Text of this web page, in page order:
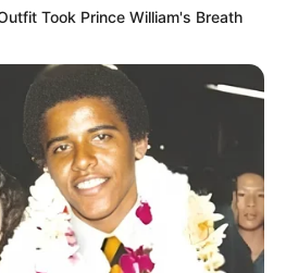
Took Prince William's Breath